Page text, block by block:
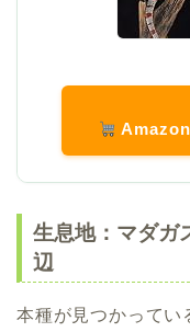
生息地：マダガ
辺
本種が見つかってい